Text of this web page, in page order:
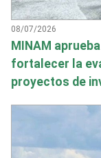
08/07/2026
MINAM
fortalecer la
proyectos de